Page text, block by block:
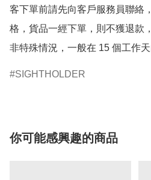
客下單前請先向客戶服務員聯絡
格，貨品一經下單，則不獲退款
非特殊情況，一般在 15 個工作天
SIGHTHOLDER
你可能感興趣的商品